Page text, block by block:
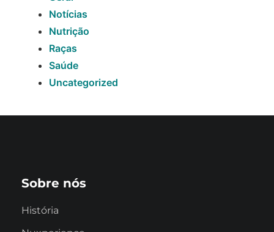
Notícias
Nutrição
Raças
Saúde
Uncategorized
Sobre nós
História